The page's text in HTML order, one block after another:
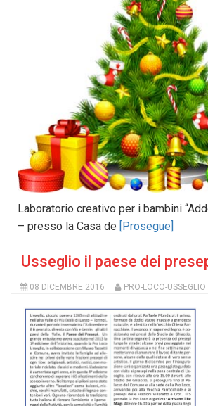
Laboratorio creativo per i bambini
– presso la Casa de [Prosegue]
Usseglio il paese dei
08 DICEMBRE 2016 PRO-LOCO-USSEGLIO